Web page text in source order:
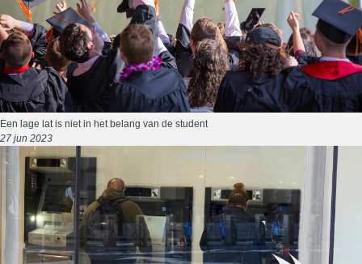
Een lage lat is niet in het belang van de student
27 jun 2023